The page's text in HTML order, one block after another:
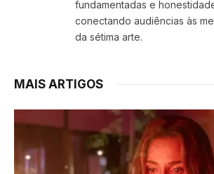
fundamentadas e
conectando audiências às
da sétima arte.
MAIS ARTIGOS